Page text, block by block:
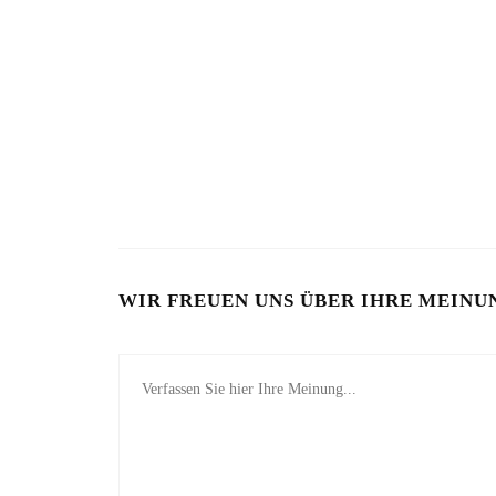
WIR FREUEN UNS ÜBER IHRE